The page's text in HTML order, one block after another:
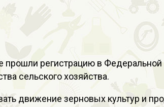
прошли регистрацию в
сельского хозяйства.
движение зерновых культур и